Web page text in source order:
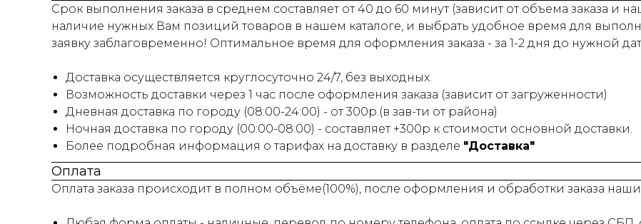
Срок выполнения заказа в среднем составляет от 40 до 60 минут (зависит от объема заказа и
наличие нужных Вам позиций товаров в нашем каталоге, и выбрать удобное время для
заявку заблаговременно! Оптимальное время для оформления заказа - за 1-2 дня до нужной
Доставка осуществляется круглосуточно 24/7, без выходных.
Возможность доставки через 1 час после оформления заказа (зависит от загруженности)
Дневная доставка по городу (08:00-24:00) - от 300р.(в зав-ти от района)
Ночная доставка по городу (00:00-08:00) - составляет +300р к стоимости основной доставки.
Более подробная информация о тарифах на доставку в разделе "Доставка"
Оплата
Оплата заказа происходит в полном объёме(100%), после оформления и обработки заказа